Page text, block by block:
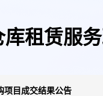
租赁服
项目成交结果公告